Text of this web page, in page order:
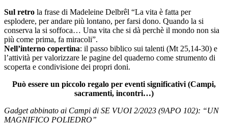
Sul retro la frase di Madeleine Delbrêl “La vita è fatta per
esplodere, per andare più lontano, per farsi dono. Quando la si
conserva la si soffoca… Una vita che si dà perchè il mondo non sia
più come prima, fa miracoli”.
Nell’interno copertina: il passo biblico sui talenti (Mt 25,14-30) e
l’attività per valorizzare le pagine del quaderno come strumento di
scoperta e condivisione dei propri doni.
Può essere un piccolo regalo per eventi significativi (Campi,
sacramenti, incontri…)
Gadget abbinato ai Campi di SE VUOI 2/2023 (9APO 102): “UN
MAGNIFICO POLIEDRO”